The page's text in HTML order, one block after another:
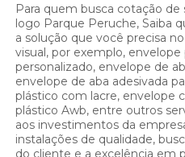
Para quem busca cotação de
logo Parque Peruche, Saiba
a solução que você precisa
visual, por exemplo,
personalizado, envelope de
envelope de aba adesivada
plástico com lacre, envelope
plástico Awb, entre outros
aos investimentos da
instalações de qualidade,
do cliente e a excelência em